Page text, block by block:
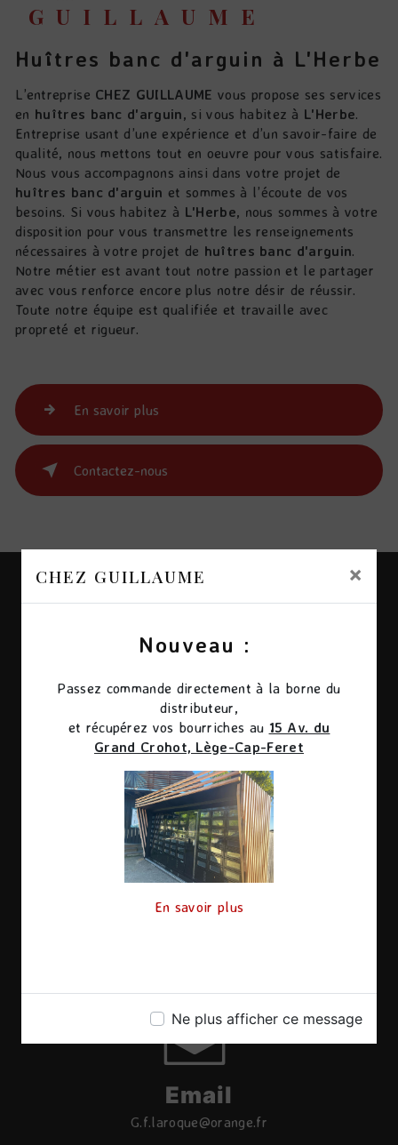
CHEZ GUILLAUME ×
Nouveau :
Passez commande directement à la borne du
distributeur,
et récupérez vos bourriches au 15 Av. du
Grand Crohot, Lège-Cap-Feret
En savoir plus
Ne plus afficher ce message
GUILLAUME
huîtres banc d'arguin à L'Herbe
L’entreprise CHEZ GUILLAUME vous propose ses services
en huîtres banc d'arguin, si vous habitez à L'Herbe.
Entreprise usant d’une expérience et d’un savoir-faire de
qualité, nous mettons tout en oeuvre pour vous satisfaire.
Nous vous accompagnons ainsi dans votre projet de
huîtres banc d'arguin et sommes à l’écoute de vos
besoins. Si vous habitez à L'Herbe, nous sommes à votre
disposition pour vous transmettre les renseignements
nécessaires à votre projet de huîtres banc d'arguin.
Notre métier est avant tout notre passion et le partager
avec vous renforce encore plus notre désir de réussir.
Toute notre équipe est qualifiée et travaille avec
propreté et rigueur.
En savoir plus
Contactez-nous
Adresse
Ferret
Email
g.f.laroque@orange.fr